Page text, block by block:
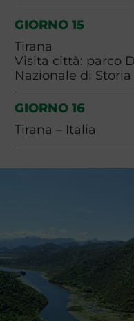
GIORNO 15
Tirana
Visita città: parco
Nazionale di Storia
GIORNO 16
Tirana – Italia